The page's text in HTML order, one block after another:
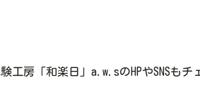
房「和楽日」a.w.sのHPやSNSもチ